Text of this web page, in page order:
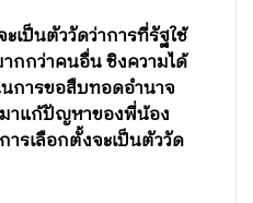
เป็นตัววัดว่าการที่รัฐใช้
กกว่าคนอื่น ชิงความได้
การขอสืบทอดอำนาจ
าแก้ปัญหาของพี่น้อง
รเลือกตั้งจะเป็นตัววัด